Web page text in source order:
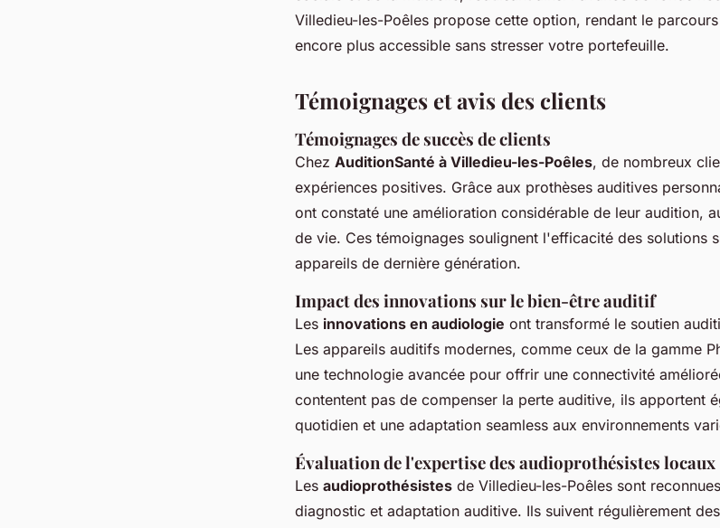
Villedieu-les-Poêles propose cette option, rendant le
encore plus accessible sans stresser votre portefeuille.
Témoignages et avis des clients
Témoignages de succès de clients
Chez AuditionSanté à Villedieu-les-Poêles, de nombreux
expériences positives. Grâce aux prothèses auditives
ont constaté une amélioration considérable de leur audition,
de vie. Ces témoignages soulignent l'efficacité des solutions
appareils de dernière génération.
Impact des innovations sur le bien-être auditif
Les innovations en audiologie ont transformé le soutien
Les appareils auditifs modernes, comme ceux de la gamme
une technologie avancée pour offrir une connectivité
contentent pas de compenser la perte auditive, ils apportent
quotidien et une adaptation seamless aux environnements
Évaluation de l'expertise des audioprothésistes locaux
Les audioprothésistes de Villedieu-les-Poêles sont
diagnostic et adaptation auditive. Ils suivent régulièrement